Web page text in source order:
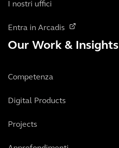
I nostri uffici
Entra in Arcadis
Our Work & Insights
Competenza
Digital Products
Projects